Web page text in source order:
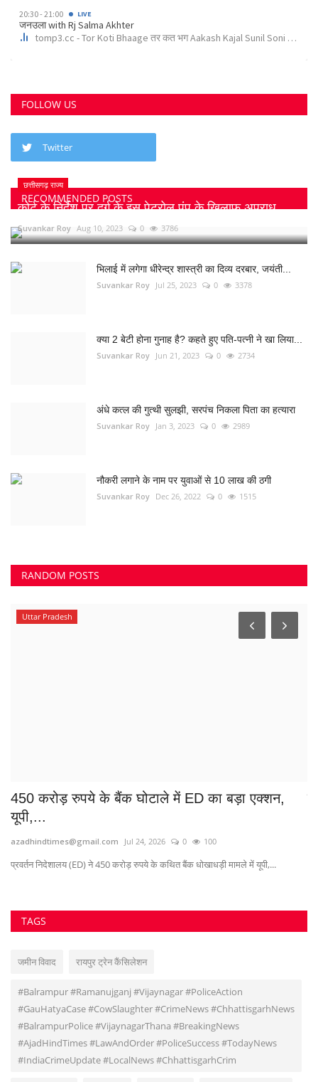
FOLLOW US
Twitter
RECOMMENDED POSTS
छत्तीसगढ़ राज्य
कोर्ट के निर्देश पर दुर्ग के इस पेट्रोल पंप के खिलाफ अपराध...
Suvankar Roy Aug 10, 2023 0 3786
भिलाई में लगेगा धीरेन्द्र शास्त्री का दिव्य दरबार, जयंती...
Suvankar Roy Jul 25, 2023 0 3378
क्या 2 बेटी होना गुनाह है? कहते हुए पति-पत्नी ने खा लिया...
Suvankar Roy Jun 21, 2023 0 2734
अंधे कत्ल की गुत्थी सुलझी, सरपंच निकला पिता का हत्यारा
Suvankar Roy Jan 3, 2023 0 2989
नौकरी लगाने के नाम पर युवाओं से 10 लाख की ठगी
Suvankar Roy Dec 26, 2022 0 1515
RANDOM POSTS
Uttar Pradesh
450 करोड़ रुपये के बैंक घोटाले में ED का बड़ा एक्शन,
यूपी,...
azadhindtimes@gmail.com Jul 24, 2026 0 100
प्रवर्तन निदेशालय (ED) ने 450 करोड़ रुपये के कथित बैंक धोखाधड़ी मामले में यूपी,...
TAGS
जमीन विवाद रायपुर ट्रेन कैंसिलेशन
#Balrampur #Ramanujganj #Vijaynagar #PoliceAction
#GauHatyaCase #CowSlaughter #CrimeNews #ChhattisgarhNews
#BalrampurPolice #VijaynagarThana #BreakingNews
#AjadHindTimes #LawAndOrder #PoliceSuccess #TodayNews
#IndiaCrimeUpdate #LocalNews #ChhattisgarhCrim